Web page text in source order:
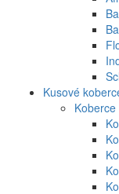
Kusové